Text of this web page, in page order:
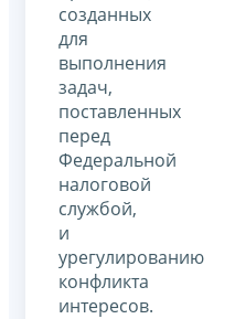
созданных
для
выполнения
задач,
поставленных
перед
Федеральной
налоговой
службой,
и
урегулированию
конфликта
интересов.